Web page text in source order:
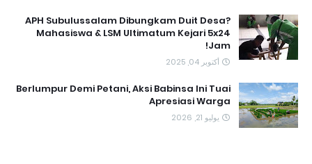
APH Subulussalam Dibungkam Duit Desa?
Mahasiswa & LSM Ultimatum Kejari 5x24
Jam!
أكتوبر 04, 2025
Berlumpur Demi Petani, Aksi Babinsa Ini Tuai
Apresiasi Warga
يوليو 21, 2026